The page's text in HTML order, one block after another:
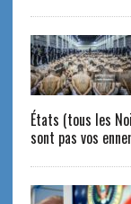
États (tous les
sont pas vos